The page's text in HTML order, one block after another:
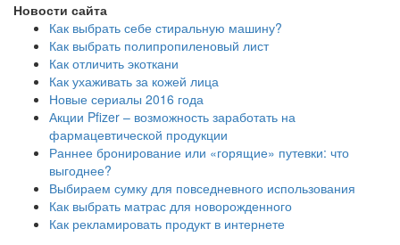
Новости сайта
Как выбрать себе стиральную машину?
Как выбрать полипропиленовый лист
Как отличить экоткани
Как ухаживать за кожей лица
Новые сериалы 2016 года
Акции Pfizer – возможность заработать на
фармацевтической продукции
Раннее бронирование или «горящие» путевки: что
выгоднее?
Выбираем сумку для повседневного использования
Как выбрать матрас для новорожденного
Как рекламировать продукт в интернете